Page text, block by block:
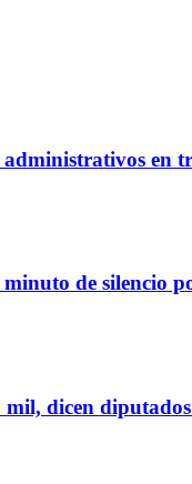
administrativos
de silencio
mil, dicen